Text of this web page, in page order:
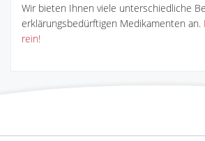
Wir bieten Ihnen viele unterschiedliche
erklärungsbedürftigen Medikamenten an.
rein!